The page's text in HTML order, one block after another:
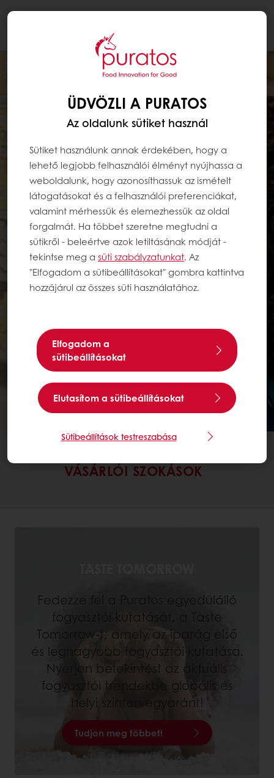
FŐOLDAL
VÁSÁRLÓI SZOKÁSOK
Fedezze fel a Puratos egyedülálló
fogyasztói kutatását, a Taste
Tomorrow-t, amely az iparág első
és legnagyobb fogyasztói kutatása.
Nyerjen betekintést az aktuális
fogyasztói trendekbe globális és
helyi szinten egyaránt!
Tudjon meg többet!
ÜDVÖZLI A PURATOS
Az oldalunk sütiket használ
Sütiket használunk annak érdekében, hogy a
lehető legjobb felhasználói élményt nyújhassa a
weboldalunk, hogy azonosíthassuk az ismételt
látogatásokat és a felhasználói preferenciákat,
valamint mérhessük és elemezhessük az oldal
forgalmát. Ha többet szeretne megtudni a
sütikről - beleértve azok letiltásának módját -
tekintse meg a süti szabályzatunkat. Az
"Elfogadom a sütibeállításokat" gombra kattintva
hozzájárul az összes süti használatához.
Elfogadom a
sütibeállításokat
Elutasítom a sütibeállításokat
Sütibeállítások testreszabása